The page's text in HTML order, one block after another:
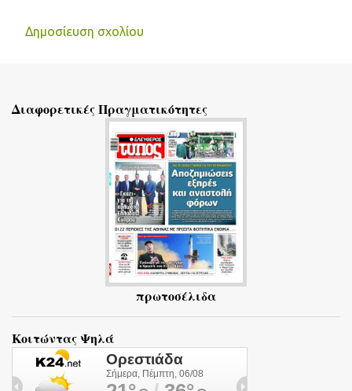
λ
Δημοσίευση σχολίου
Διαφορετικές Πραγματικότητες
πρωτοσέλιδα
Κοιτώντας Ψηλά